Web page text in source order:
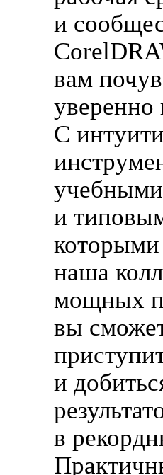
и
вам
С
и
наша
мощных
вы
и
в